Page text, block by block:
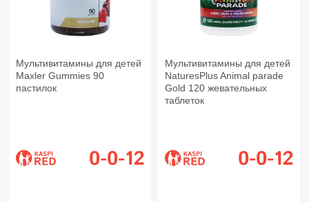
Мультивитамины для детей
Maxler Gummies 90
пастилок
Мультивитамины для детей
NaturesPlus Animal parade
Gold 120 жевательных
таблеток